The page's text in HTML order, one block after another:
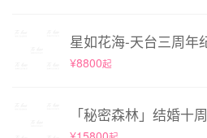
星如花海-天台三周年
¥8800起
「秘密森林」结婚十